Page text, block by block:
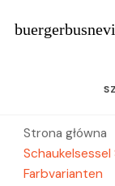
Strona główna
Schaukelsessel
Farbvarianten